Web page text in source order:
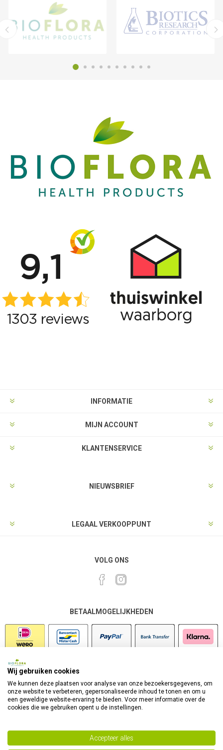
INFORMATIE
MIJN ACCOUNT
KLANTENSERVICE
NIEUWSBRIEF
LEGAAL VERKOOPPUNT
VOLG ONS
BETAALMOGELIJKHEDEN
Wij gebruiken cookies
We kunnen deze plaatsen voor analyse van onze bezoekersgegevens, om
onze website te verbeteren, gepersonaliseerde inhoud te tonen en om u
een geweldige website-ervaring te bieden. Voor meer informatie over de
cookies die we gebruiken opent u de instellingen.
Accepteer alles